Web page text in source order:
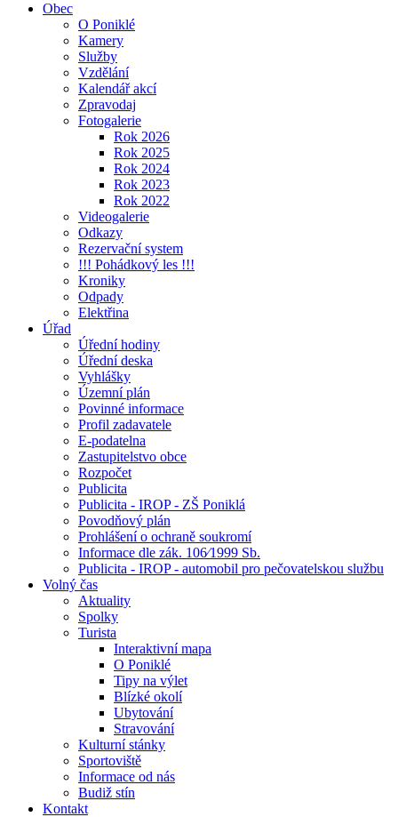
Obec
O Poniklé
Kamery
Služby
Vzdělání
Kalendář akcí
Zpravodaj
Fotogalerie
Rok 2026
Rok 2025
Rok 2024
Rok 2023
Rok 2022
Videogalerie
Odkazy
Rezervační system
!!! Pohádkový les !!!
Kroniky
Odpady
Elektřina
Úřad
Úřední hodiny
Úřední deska
Vyhlášky
Územní plán
Povinné informace
Profil zadavatele
E-podatelna
Zastupitelstvo obce
Rozpočet
Publicita
Publicita - IROP - ZŠ Poniklá
Povodňový plán
Prohlášení o ochraně soukromí
Informace dle zák. 106⁄1999 Sb.
Publicita - IROP - automobil pro pečovatelskou službu
Volný čas
Aktuality
Spolky
Turista
Interaktivní mapa
O Poniklé
Tipy na výlet
Blízké okolí
Ubytování
Stravování
Kulturní stánky
Sportoviště
Informace od nás
Budiž stín
Kontakt